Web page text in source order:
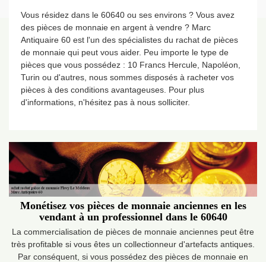
Vous résidez dans le 60640 ou ses environs ? Vous avez
des pièces de monnaie en argent à vendre ? Marc
Antiquaire 60 est l'un des spécialistes du rachat de pièces
de monnaie qui peut vous aider. Peu importe le type de
pièces que vous possédez : 10 Francs Hercule, Napoléon,
Turin ou d'autres, nous sommes disposés à racheter vos
pièces à des conditions avantageuses. Pour plus
d'informations, n'hésitez pas à nous solliciter.
Monétisez vos pièces de monnaie anciennes en les
vendant à un professionnel dans le 60640
La commercialisation de pièces de monnaie anciennes peut être
très profitable si vous êtes un collectionneur d'artefacts antiques.
Par conséquent, si vous possédez des pièces de monnaie en